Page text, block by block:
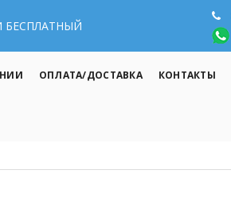
ОПЛАТА/ДОСТАВКА КОНТАКТЫ